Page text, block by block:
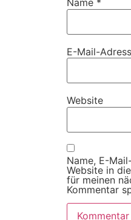
Name *
E-Mail-
Website
Name, E-
Website in
für meinen
Kommentar